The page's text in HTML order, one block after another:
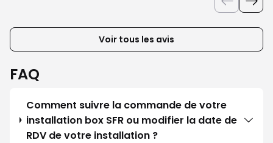
Voir tous les avis
FAQ
Comment suivre la commande de votre
installation box SFR ou modifier la date de
RDV de votre installation ?